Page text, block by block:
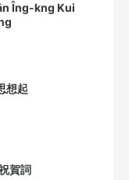
Îng-kng Kui
想起
賀詞